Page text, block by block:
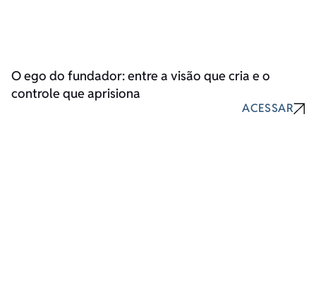
O ego do fundador: entre a visão que cria e o
controle que aprisiona
ACESSAR